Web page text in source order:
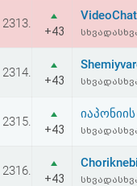
2313.
+43
2314.
+43
2315.
+43
2316.
+43